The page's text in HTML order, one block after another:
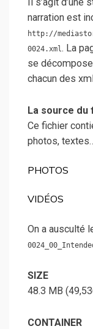
narration est
http://
0024.xml. La
se
chacun des
La source du
Ce fichier
photos,
PHOTOS
VIDÉOS
On a ausculté
SIZE
48.3 MB
CONTAINER